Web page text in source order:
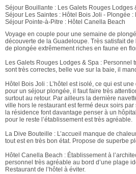
Séjour Bouillante : Les Galets Rouges Lodges
Séjour Les Saintes : Hôtel Bois Joli - Plongée :
Séjour Pointe-à-Pitre : Hôtel Canella Beach
Voyage en couple pour une semaine de
découverte de la Guadeloupe. Très satisfait
de plongée extrêmement riches en faune en
Les Galets Rouges Lodges & Spa : Personnel
sont très correctes, belle vue sur la baie, il
Hôtel Bois Joli : L’hôtel est isolé, ce qui est
pour un séjour plongée, il faut faire très
surtout au retour. Par ailleurs la dernière
ville hors le restaurant est fermé deux soirs
la résidence font davantage penser à un
pour le reste l’établissement est très agréable.
La Dive Bouteille : L’accueil manque de
tout est en très bon état. Propose de superbe
Hôtel Canella Beach : Établissement à
personnel très agréable au bord d’une plage
Restaurant de l’hôtel à éviter.